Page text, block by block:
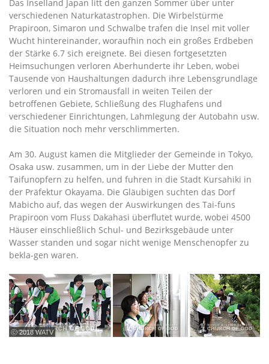
Das Inselland Japan litt den ganzen Sommer über unter
verschiedenen Naturkatastrophen. Die Wirbelstürme
Prapiroon, Simaron und Schwalbe trafen die Insel mit voller
Wucht hintereinander, woraufhin noch ein großes Erdbeben
der Stärke 6.7 sich ereignete. Bei diesen fortgesetzten
Heimsuchungen verloren Aberhunderte ihr Leben, wobei
Tausende von Haushaltungen dadurch ihre Lebensgrundlage
verloren und ein Stromausfall in weiten Teilen der
betroffenen Gebiete, Schließung des Flughafens und
verschiedener Einrichtungen, Lahmlegung der Autobahn usw.
die Situation noch mehr verschlimmerten.
Am 30. August kamen die Mitglieder der Gemeinde in Tokyo,
Osaka usw. zusammen, um in der Liebe der Mutter den
Taifunopfern zu helfen, und fuhren in die Stadt Kursahiki in
der Präfektur Okayama. Die Gläubigen suchten das Dorf
Mabicho auf, das wegen der Auswirkungen des Tai-funs
Prapiroon vom Fluss Dakahasi überflutet wurde, wobei 4500
Häuser einschließlich Schul- und Bezirksgebäude unter
Wasser standen und sogar nicht wenige Menschenopfer zu
bekla-gen waren.
ⓒ 2018 WATV